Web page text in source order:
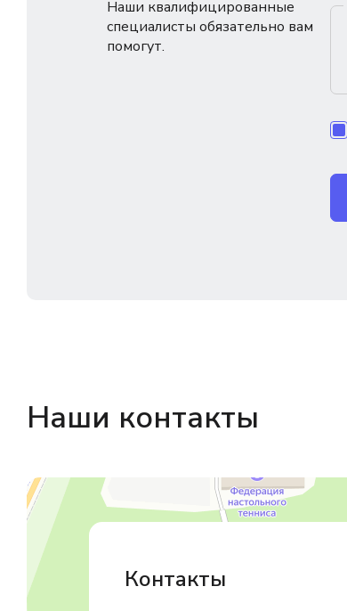
Наши квалифицированные
специалисты обязательно вам
помогут.
Наши контакты
Магазин резинотехники
Резиновые и резинотехнические изделия в Екатеринбурге
Садовый инвентарь и техника в Екатеринбурге
Контакты